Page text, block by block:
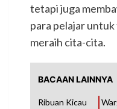
tetapi juga
para pelajar
meraih cita-cita.
BACAAN LAINNYA
Ribuan Kicau